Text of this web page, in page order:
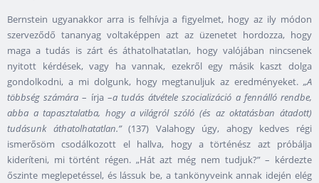
Bernstein ugyanakkor arra is felhívja a figyelmet, hogy az ily módon
szerveződő tananyag voltaképpen azt az üzenetet hordozza, hogy
maga a tudás is zárt és áthatolhatatlan, hogy valójában nincsenek
nyitott kérdések, vagy ha vannak, ezekről egy másik kaszt dolga
gondolkodni, a mi dolgunk, hogy megtanuljuk az eredményeket. „A
többség számára– írja –a tudás átvétele szocializáció a fennálló rendbe,
abba a tapasztalatba, hogy a világról szóló (és az oktatásban átadott)
tudásunk áthatolhatatlan.”(137) Valahogy úgy, ahogy kedves régi
ismerősöm csodálkozott el hallva, hogy a történész azt próbálja
kideríteni, mi történt régen. „Hát azt még nem tudjuk?” – kérdezte
őszinte meglepetéssel, és lássuk be, a tankönyveink annak idején elég